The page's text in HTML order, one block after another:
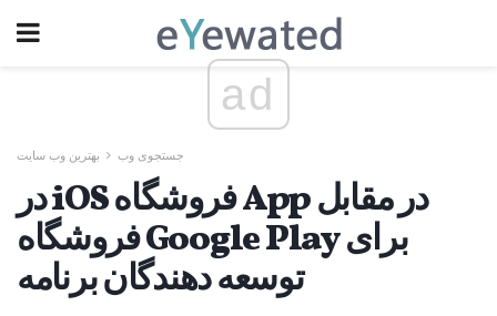
ad
جستجوی وب بهترین وب سایت
در iOS فروشگاه App در مقابل
فروشگاه Google Play برای
توسعه دهندگان برنامه